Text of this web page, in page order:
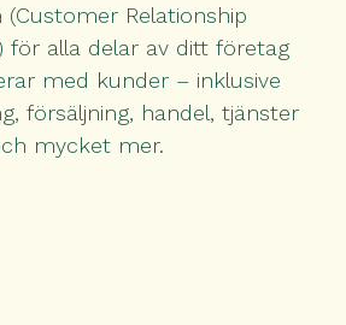
Relationship
för alla delar av ditt företag
med kunder – inklusive
försäljning, handel, tjänster
mycket mer.